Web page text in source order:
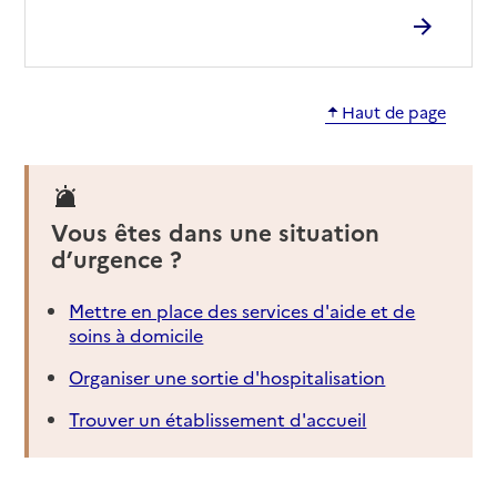
Haut de page
Vous êtes dans une situation
d’urgence ?
Mettre en place des services d'aide et de
soins à domicile
Organiser une sortie d'hospitalisation
Trouver un établissement d'accueil